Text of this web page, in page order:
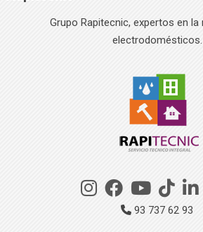
Grupo Rapitecnic, expertos en la
electrodomésticos.
93 737 62 93